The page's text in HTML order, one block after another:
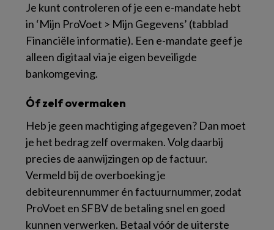
Je kunt controleren of je een e-mandate hebt
in ‘Mijn ProVoet > Mijn Gegevens’ (tabblad
Financiële informatie). Een e-mandate geef je
alleen digitaal via je eigen beveiligde
bankomgeving.
Óf zelf overmaken
Heb je geen machtiging afgegeven? Dan moet
je het bedrag zelf overmaken. Volg daarbij
precies de aanwijzingen op de factuur.
Vermeld bij de overboeking je
debiteurennummer én factuurnummer, zodat
ProVoet en SFBV de betaling snel en goed
kunnen verwerken. Betaal vóór de uiterste